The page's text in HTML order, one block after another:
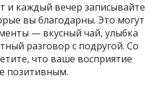
и каждый вечер записывайте
вы благодарны. Это могут
— вкусный чай, улыбка
разговор с подругой. Со
что ваше восприятие
позитивным.